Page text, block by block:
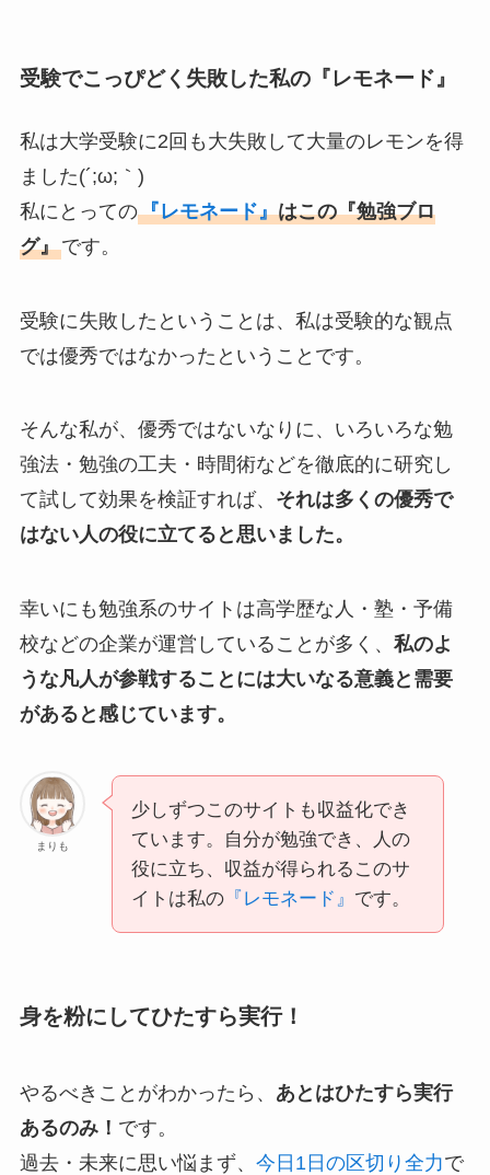
受験でこっぴどく失敗した私の『レモネード』
私は大学受験に2回も大失敗して大量のレモンを得
ました(´;ω;｀)
私にとっての『レモネード』はこの『勉強ブロ
グ』です。
受験に失敗したということは、私は受験的な観点
では優秀ではなかったということです。
そんな私が、優秀ではないなりに、いろいろな勉
強法・勉強の工夫・時間術などを徹底的に研究し
て試して効果を検証すれば、 それは多くの優秀で
はない人の役に立てると思いました。
幸いにも勉強系のサイトは高学歴な人・塾・予備
校などの企業が運営していることが多く、 私のよ
うな凡人が参戦することには大いなる意義と需要
があると感じています。
まりも
少しずつこのサイトも収益化でき
ています。自分が勉強でき、人の
役に立ち、収益が得られるこのサ
イトは私の『レモネード』 です。
身を粉にしてひたすら実行！
やるべきことがわかったら、 あとはひたすら実行
あるのみ！ です。
過去・未来に思い悩まず、 今日1日の区切り全力で